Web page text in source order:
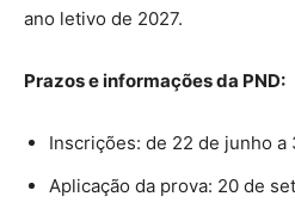
ano letivo de 2027.
Prazos e informações da PND:
Inscrições: de 22 de junho
Aplicação da prova: 20 de